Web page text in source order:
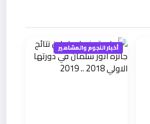
أخبار النجوم والمشاهير